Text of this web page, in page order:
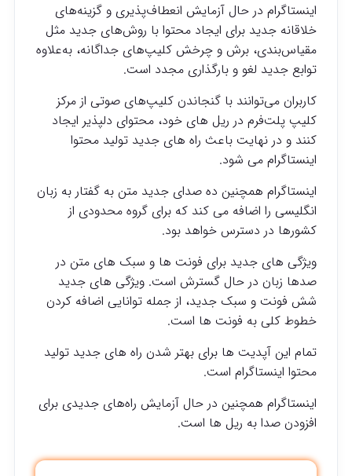
اینستاگرام در حال آزمایش انعطاف‌پذیری و گزینه‌های
خلاقانه جدید برای ایجاد محتوا با روش‌های جدید مثل
مقیاس‌بندی، برش و چرخش کلیپ‌های جداگانه، به‌علاوه
توابع جدید لغو و بارگذاری مجدد است.
کاربران می‌توانند با گنجاندن کلیپ‌های صوتی از مرکز
کلیپ پلت‌فرم در ریل های خود، محتوای دلپذیر ایجاد
کنند و در نهایت باعث راه های جدید تولید محتوا
اینستاگرام می شود.
اینستاگرام همچنین ده صدای جدید متن به گفتار به زبان
انگلیسی را اضافه می کند که برای گروه محدودی از
کشورها در دسترس خواهد بود.
ویژگی های جدید برای فونت ها و سبک های متن در
صدها زبان در حال گسترش است. ویژگی های جدید
شش فونت و سبک جدید، از جمله توانایی اضافه کردن
خطوط کلی به فونت ها است.
تمام این آپدیت ها برای بهتر شدن راه های جدید تولید
محتوا اینستاگرام است.
اینستاگرام همچنین در حال آزمایش راه‌های جدیدی برای
افزودن صدا به ریل ها است.